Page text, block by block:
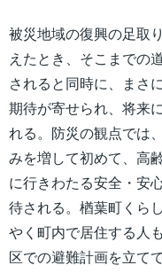
被災地域の復興の足取
えたとき、そこまでの
されると同時に、まさ
期待が寄せられ、将来
れる。防災の観点では
みを増して初めて、高
に行きわたる安全・安
待される。楢葉町くら
やく町内で居住する人
区での避難計画を立て